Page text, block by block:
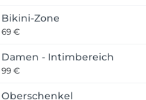
Bikini-Zone
69 €
Damen - Intimbereich
99 €
Oberschenkel